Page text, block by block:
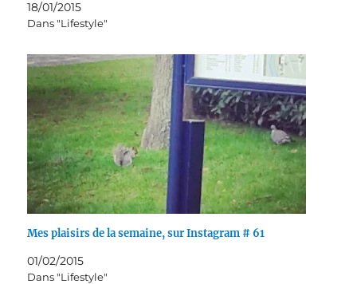
18/01/2015
Dans "Lifestyle"
Mes plaisirs de la semaine, sur Instagram # 61
01/02/2015
Dans "Lifestyle"